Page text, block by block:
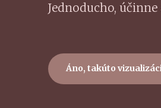
Jednoducho, účinne
Áno, takúto